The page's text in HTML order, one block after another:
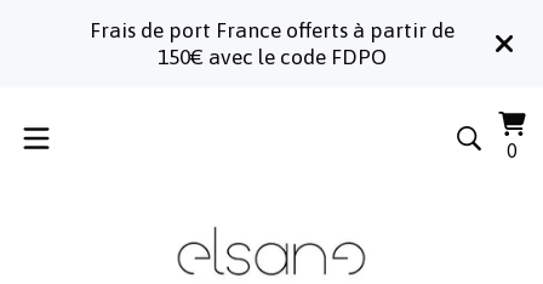
Frais de port France offerts à partir de
150€ avec le code FDPO
0